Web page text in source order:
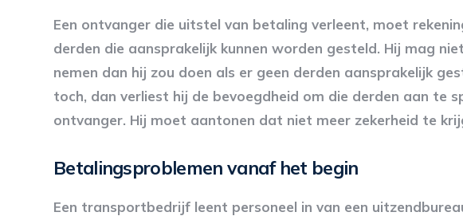
Een ontvanger die uitstel van betaling verleent, moet
derden die aansprakelijk kunnen worden gesteld. Hij mag
nemen dan hij zou doen als er geen derden aansprakelijk
toch, dan verliest hij de bevoegdheid om die derden aan te
ontvanger. Hij moet aantonen dat niet meer zekerheid te
Betalingsproblemen vanaf het begin
Een transportbedrijf leent personeel in van een